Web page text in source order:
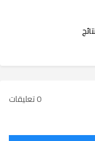
0 تعليقات